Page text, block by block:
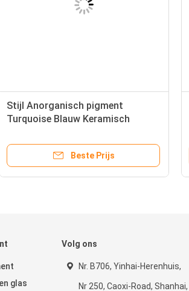
Stijl Anorganisch pigment
Turquoise Blauw Keramisch
Beste Prijs
glas
Volg ons
Nr. B706, Yinhai-Herenhuis,
Nr 250, Caoxi-Road, Shanhai,